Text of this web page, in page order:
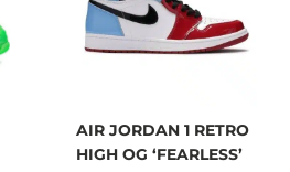
AIR JORDAN 1 RETRO
HIGH OG ‘FEARLESS’